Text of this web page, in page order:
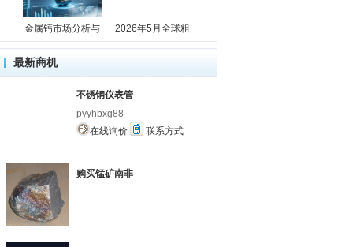
金属钙市场分析与 2026年5月全球粗
最新商机
不锈钢仪表管
pyyhbxg88
在线询价
联系方式
购买锰矿南非